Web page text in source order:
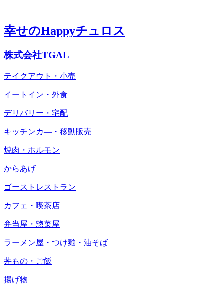
幸せのHappyチュロス
株式会社TGAL
テイクアウト・小売
イートイン・外食
デリバリー・宅配
キッチンカ―・移動販売
焼肉・ホルモン
からあげ
ゴーストレストラン
カフェ・喫茶店
弁当屋・惣菜屋
ラーメン屋・つけ麺・油そば
丼もの・ご飯
揚げ物